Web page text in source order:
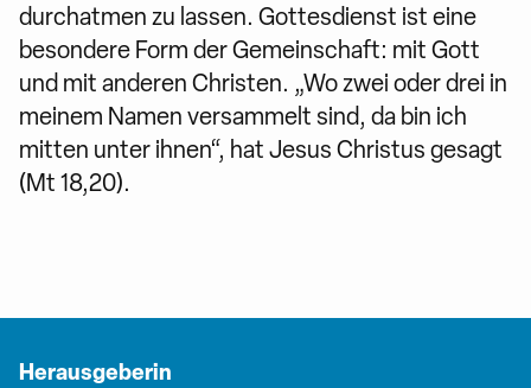
durchatmen zu lassen. Gottesdienst ist eine
besondere Form der Gemeinschaft: mit Gott
und mit anderen Christen. „Wo zwei oder drei in
meinem Namen versammelt sind, da bin ich
mitten unter ihnen“, hat Jesus Christus gesagt
(Mt 18,20).
Herausgeberin